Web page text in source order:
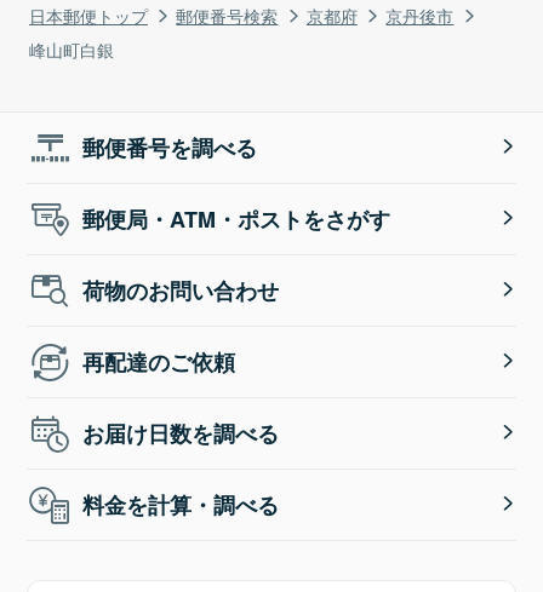
日本郵便トップ 郵便番号検索 京都府
京丹後市
峰山町白銀
郵便番号を調べる
郵便局・ATM・ポストをさがす
荷物のお問い合わせ
再配達のご依頼
お届け日数を調べる
料金を計算・調べる